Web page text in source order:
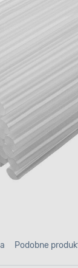
Podobne